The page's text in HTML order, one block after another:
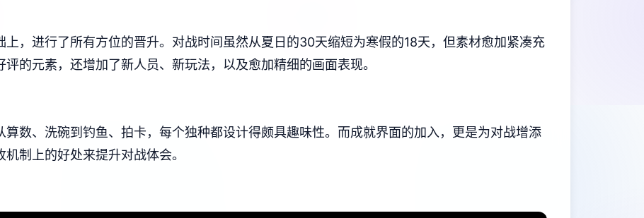
上，进行了所有方位的晋升。对战时间虽然从夏日的30天缩短为寒假的18天，但素材愈加紧凑充
的元素，还增加了​​新人员、新玩法​​，以及愈加精细的画面表现。
数、洗碗到钓鱼、拍卡，每个独种都设计得颇具趣味性。而​​成就界面的加入​​，更是为对战增添
制上的好处来提升对战体会。